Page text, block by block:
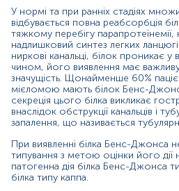
Визначення причини
гіперпротеїнурії невідомої
Діагностика
моноклональної гаммапатії
значення;
Визначення стадії
множинною мієломою;
Оцінка ефективності
мієломи;
Причини підвищення рівня:
множинна мієлома;
У нормі та при ранніх стадіях
відбувається повна реабсорбція
тяжкому перебігу парапротеїнемії,
надлишковий синтез легких
ниркові канальці, білок проникає
чином, його виявлення має
значущість. Щонайменше 60%
мієломою мають білок Бенс-
секреція цього білка викликає
внаслідок обструкції канальців і
запалення, що називається
При виявленні білка Бенс-Джонса
типування з метою оцінки його дії
патогенна дія білка Бенс-Джонса
білка типу каппа.